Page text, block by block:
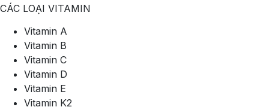
CÁC LOẠI VITAMIN
Vitamin A
Vitamin B
Vitamin C
Vitamin D
Vitamin E
Vitamin K2